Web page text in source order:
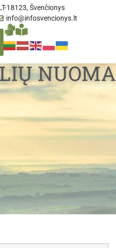
18123, Švenčionys
info@infosvencionys.lt
NUOMA